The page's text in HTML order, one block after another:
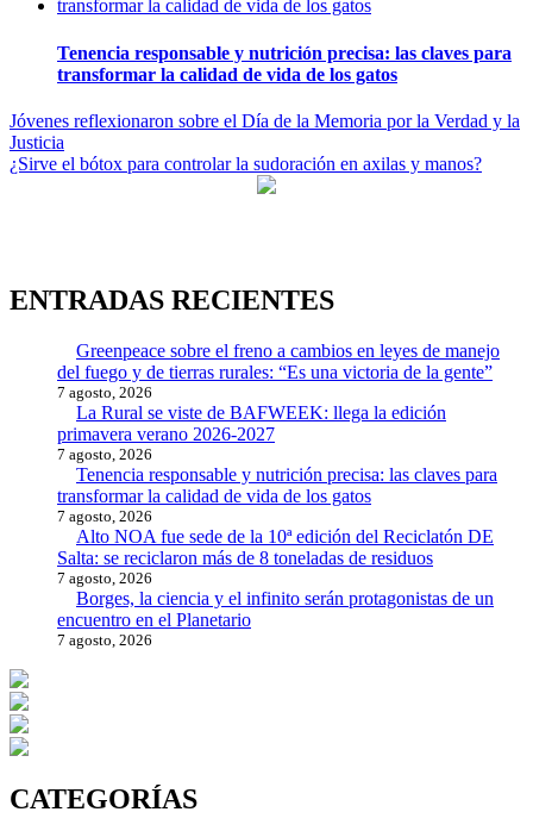
Tenencia responsable y nutrición precisa: las claves para
transformar la calidad de vida de los gatos
Navegación
de
Jóvenes reflexionaron sobre el Día de la Memoria por la Verdad y la
Justicia
¿Sirve el bótox para controlar la sudoración en axilas y manos?
ENTRADAS RECIENTES
Greenpeace sobre el freno a cambios en leyes de manejo
del fuego y de tierras rurales: “Es una victoria de la gente”
7 agosto, 2026
La Rural se viste de BAFWEEK: llega la edición
primavera verano 2026-2027
7 agosto, 2026
Tenencia responsable y nutrición precisa: las claves para
transformar la calidad de vida de los gatos
7 agosto, 2026
Alto NOA fue sede de la 10ª edición del Reciclatón DE
Salta: se reciclaron más de 8 toneladas de residuos
7 agosto, 2026
Borges, la ciencia y el infinito serán protagonistas de un
encuentro en el Planetario
7 agosto, 2026
CATEGORÍAS